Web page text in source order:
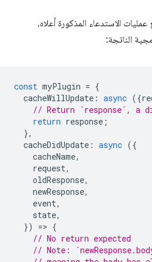
الاستدعاء المذكورة أعلاه،
الناتجة:
const myPlugin = {
cacheWillUpdate : async ({
// Return `response`, a
return response ;
},
cacheDidUpdate : async ({
cacheName,
request,
oldResponse,
newResponse,
event,
state,
})
=> {
// No return expected
// Note: